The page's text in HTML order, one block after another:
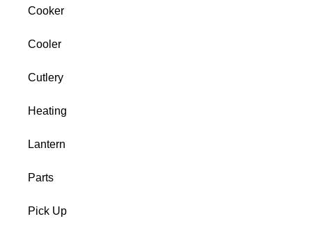
Cooker
Cooler
Cutlery
Heating
Lantern
Parts
Pick Up